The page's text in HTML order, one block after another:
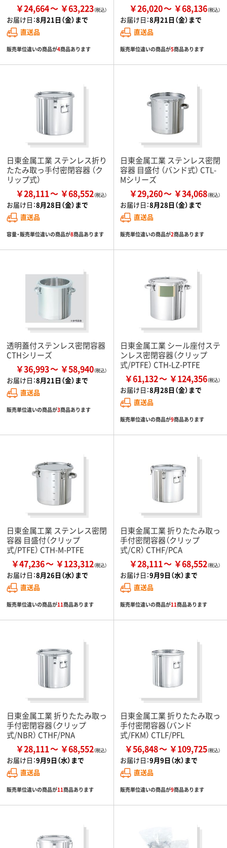
￥24,664 ￥63,223
お届け日：8月21日（金）まで
直送品
販売単位違いの商品が4商品あります
￥26,020 ￥68,136
お届け日：8月21日（金）まで
直送品
販売単位違いの商品が5商品あります
日東金属工業 ステンレス折り
たたみ取っ手付密閉容器 （ク
リップ式）
￥28,111 ￥68,552
お届け日：8月28日（金）まで
直送品
容量・販売単位違いの商品が8商品あります
日東金属工業 ステンレス密閉
容器 目盛付 （バンド式） CTL-
Mシリーズ
￥29,260 ￥34,068
お届け日：8月28日（金）まで
直送品
販売単位違いの商品が2商品あります
透明蓋付ステンレス密閉容器
CTHシリーズ
￥36,993 ￥58,940
お届け日：8月21日（金）まで
直送品
販売単位違いの商品が3商品あります
日東金属工業 シール座付ステ
ンレス密閉容器（クリップ
式/PTFE） CTH-LZ-PTFE
￥61,132 ￥124,356
お届け日：8月28日（金）まで
直送品
販売単位違いの商品が9商品あります
日東金属工業 ステンレス密閉
容器 目盛付（クリップ
式/PTFE） CTH-M-PTFE
￥47,236 ￥123,312
お届け日：8月26日（水）まで
直送品
販売単位違いの商品が11商品あります
日東金属工業 折りたたみ取っ
手付密閉容器（クリップ
式/CR） CTHF/PCA
￥28,111 ￥68,552
お届け日：9月9日（水）まで
直送品
販売単位違いの商品が11商品あります
日東金属工業 折りたたみ取っ
手付密閉容器（クリップ
式/NBR） CTHF/PNA
￥28,111 ￥68,552
お届け日：9月9日（水）まで
直送品
販売単位違いの商品が11商品あります
日東金属工業 折りたたみ取っ
手付密閉容器（バンド
式/FKM） CTLF/PFL
￥56,848 ￥109,725
お届け日：9月9日（水）まで
直送品
販売単位違いの商品が9商品あります